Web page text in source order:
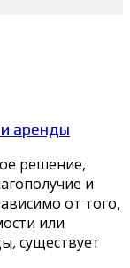
аренды
решение,
и
от того,
или
существует